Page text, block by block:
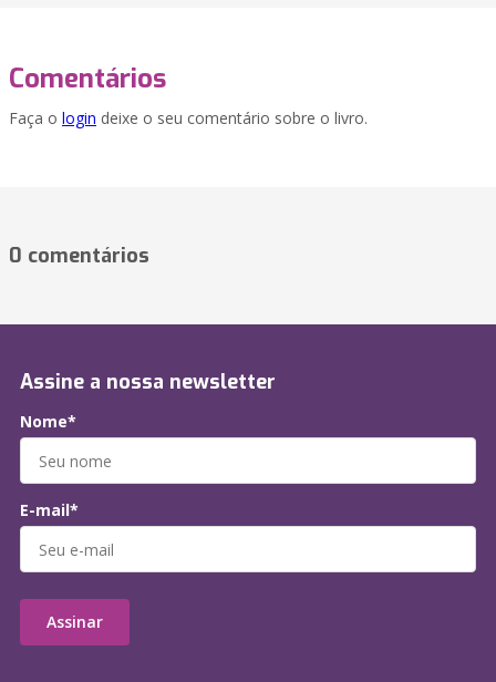
Comentários
Faça o login deixe o seu comentário sobre o livro.
0 comentários
Assine a nossa newsletter
Nome*
E-mail*
Assinar